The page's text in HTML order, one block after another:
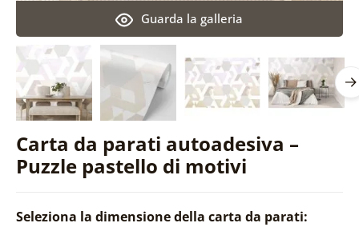
Carta da parati autoadesiva –
Puzzle pastello di motivi
Guarda la galleria
Seleziona la dimensione della carta da parati: